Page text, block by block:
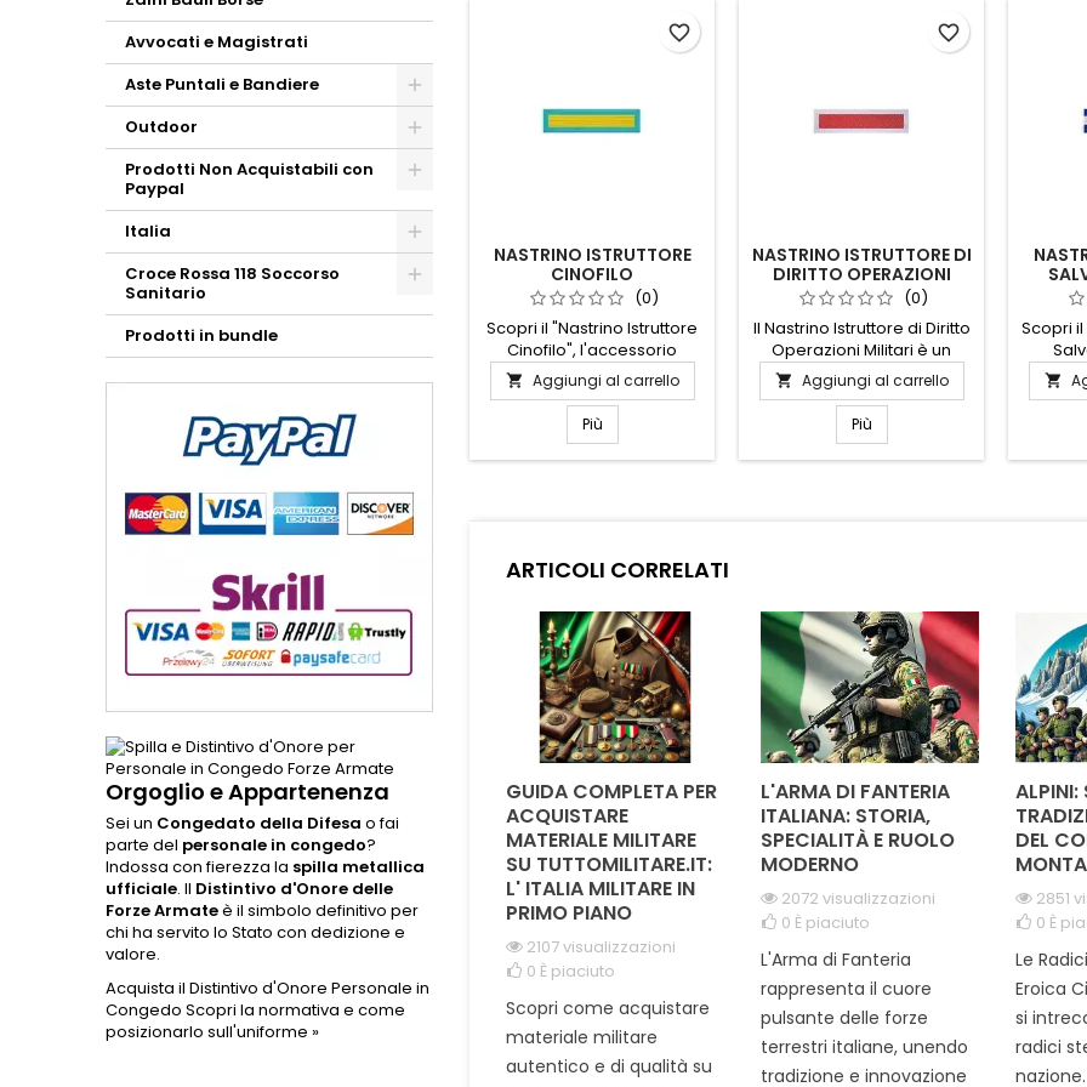
Avvocati e Magistrati
Aste Puntali e Bandiere
Outdoor
Prodotti Non Acquistabili con
Paypal
Italia
Croce Rossa 118 Soccorso
Sanitario
Prodotti in bundle
Orgoglio e Appartenenza
Sei un Congedato della Difesa o fai
parte del personale in congedo?
Indossa con fierezza la spilla metallica
ufficiale. Il Distintivo d'Onore delle
Forze Armateè il simbolo definitivo per
chi ha servito lo Stato con dedizione e
valore.
Acquista il Distintivo d'Onore Personale in
Congedo Scopri la normativa e come
posizionarlo sull'uniforme »
NASTRINO ISTRUTTORE
CINOFILO
(0)
Scopri il "Nastrino Istruttore
Cinofilo", l'accessorio
perfetto per chi dedica la
propria vita
all'addestramento dei cani.
Realizzato con materiali di
alta qualità, questo nastrino
adatto a qualsiasi uniforme
Mostra con orgoglio...
 Aggiungi al carrello
Più
favorite_border
NASTRINO ISTRUTTORE DI
DIRITTO OPERAZIONI
MILITARI (0)
Il Nastrino Istruttore di Diritto
Operazioni Militari è un
simbolo di eccellenza e
competenza nel campo del
diritto militare. Realizzato
con materiali di alta qualità,
questo nastrino
è un riconoscimento...
 Aggiungi al carrello
Più
favorite_border
Scopri
chi
alta

ARTICOLI CORRELATI
È LA DIFFERENZA
LA CORDURA
E IL NYLON NEI
CARICATORI E
TATTICI ?
992 visualizzazioni
perché la Cordura
è la scelta ideale
porta caricatori e
È POSSIBILE
PERSONALIZZARE
PATCH CON NUMERO
DI MATRICOLA E
GRUPPO SANGUIGNO
?
Scopri come
personalizzare una patch
GUIDA COMPLETA PER
ACQUISTARE
MATERIALE MILITARE
SU TUTTOMILITARE.IT:
L' ITALIA MILITARE IN
PRIMO PIANO
2107 visualizzazioni
0 È piaciuto
Scopri come acquistare
materiale militare
autentico e di qualità su
L'ARMA DI FANTERIA
ITALIANA: STORIA,
SPECIALITÀ E RUOLO
MODERNO
2072 visualizzazioni
0 È piaciuto
L'Arma di Fanteria
rappresenta il cuore
pulsante delle forze
terrestri italiane, unendo
tradizione e innovazione
ALPINI:
DEL
2851
0 È
Le
Eroica
si
radici